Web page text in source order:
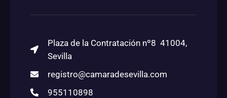
Plaza de la Contratación nº8 41004,
Sevilla
registro@camaradesevilla.com
955110898